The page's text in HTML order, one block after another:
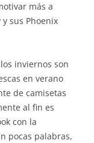
más a
sus Phoenix
inviernos son
en verano
de camisetas
al fin es
con la
pocas palabras,